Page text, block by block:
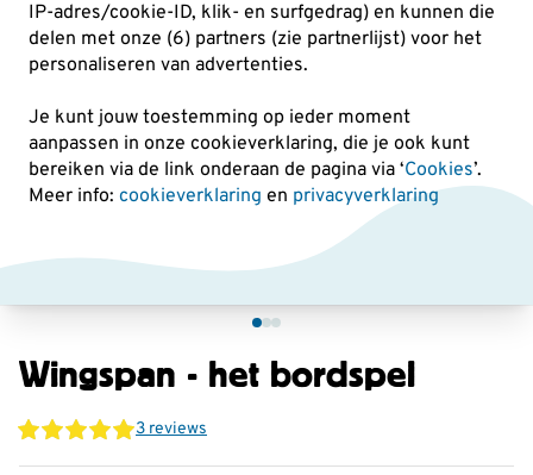
IP-adres/cookie-ID, klik- en surfgedrag) en kunnen die
delen met onze (6) partners (zie partnerlijst) voor het
personaliseren van advertenties.
Je kunt jouw toestemming op ieder moment
aanpassen in onze cookieverklaring, die je ook kunt
bereiken via de link onderaan de pagina via ‘Cookies’.
Meer info: cookieverklaring en privacyverklaring
Wingspan - het bordspel
3 reviews